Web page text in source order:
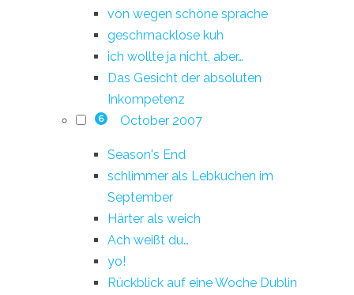
von wegen schöne sprache
geschmacklose kuh
ich wollte ja nicht, aber…
Das Gesicht der absoluten
Inkompetenz
6 October 2007
Season's End
schlimmer als Lebkuchen im
September
Härter als weich
Ach weißt du…
yo!
Rückblick auf eine Woche Dublin